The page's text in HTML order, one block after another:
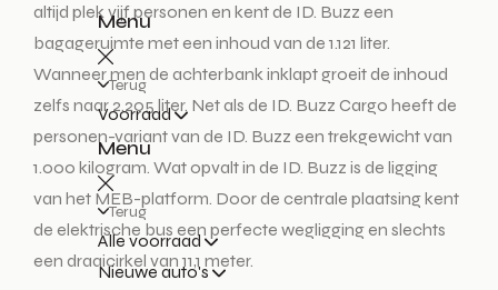
Menu
Terug
Voorraad
Menu
Terug
Alle voorraad
Nieuwe auto's
altijd plek vijf personen en kent de ID. Buzz een
bagageruimte met een inhoud van de 1.121 liter.
Wanneer men de achterbank inklapt groeit de inhoud
zelfs naar 2.205 liter. Net als de ID. Buzz Cargo heeft de
personen-variant van de ID. Buzz een trekgewicht van
1.000 kilogram. Wat opvalt in de ID. Buzz is de ligging
van het MEB-platform. Door de centrale plaatsing kent
de elektrische bus een perfecte wegligging en slechts
een draaicirkel van 11,1 meter.